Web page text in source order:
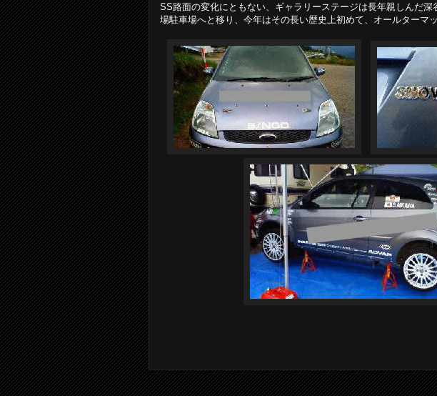
SS路面の変化にともない、ギャラリーステージは長年親しんだ深
場駐車場へと移り、今年はその長い歴史上初めて、オールターマ